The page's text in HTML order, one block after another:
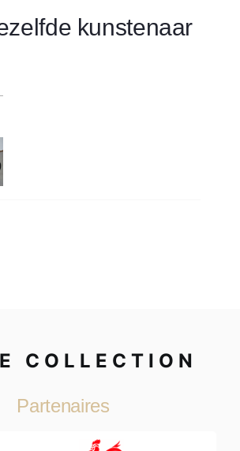
kunstenaar
COLLECTION
Partenaires